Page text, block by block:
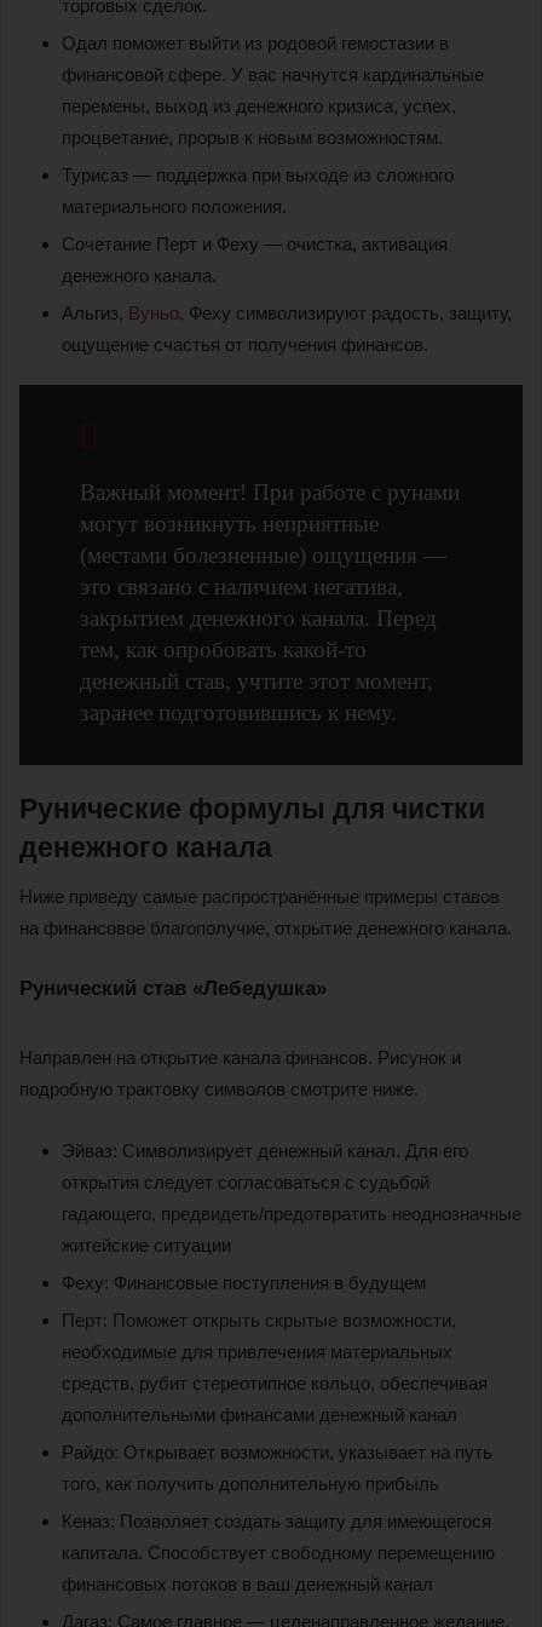
торговых сделок.
Одал поможет выйти из родовой гемостазии в
финансовой сфере. У вас начнутся кардинальные
перемены, выход из денежного кризиса, успех,
процветание, прорыв к новым возможностям.
Турисаз — поддержка при выходе из сложного
материального положения.
Сочетание Перт и Феху — очистка, активация
денежного канала.
Альгиз, Вуньо, Феху символизируют радость, защиту,
ощущение счастья от получения финансов.
Важный момент! При работе с рунами
могут возникнуть неприятные
(местами болезненные) ощущения —
это связано с наличием негатива,
закрытием денежного канала. Перед
тем, как опробовать какой-то
денежный став, учтите этот момент,
заранее подготовившись к нему.
Рунические формулы для чистки
денежного канала
Ниже приведу самые распространённые примеры ставов
на финансовое благополучие, открытие денежного канала.
Рунический став «Лебедушка»
Направлен на открытие канала финансов. Рисунок и
подробную трактовку символов смотрите ниже.
Эйваз: Символизирует денежный канал. Для его
открытия следует согласоваться с судьбой
гадающего, предвидеть/предотвратить неоднозначные
житейские ситуации
Феху: Финансовые поступления в будущем
Перт: Поможет открыть скрытые возможности,
необходимые для привлечения материальных
средств, рубит стереотипное кольцо, обеспечивая
дополнительными финансами денежный канал
Райдо: Открывает возможности, указывает на путь
того, как получить дополнительную прибыль
Кеназ: Позволяет создать защиту для имеющегося
капитала. Способствует свободному перемещению
финансовых потоков в ваш денежный канал
Дагаз: Самое главное — целенаправленное желание,